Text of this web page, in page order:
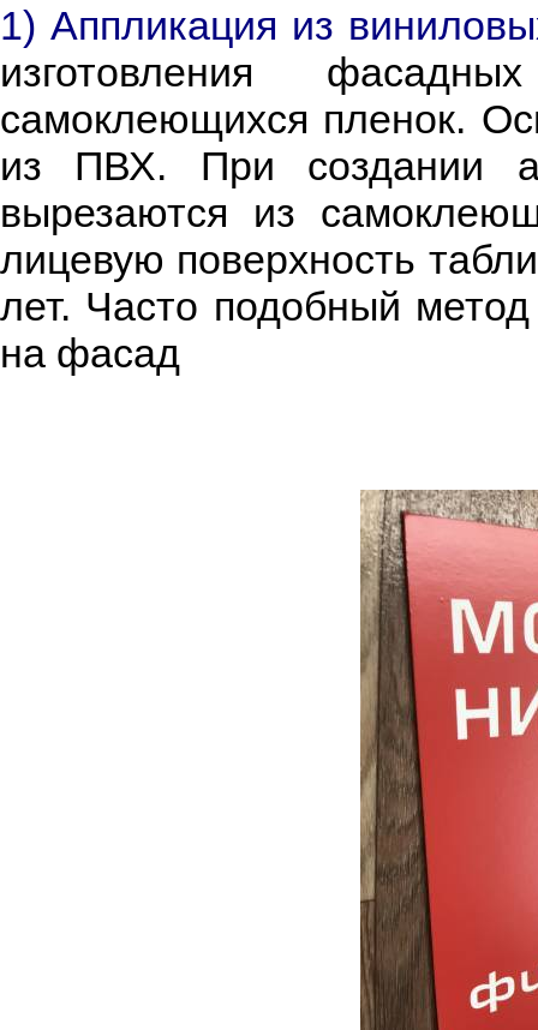
1) Аппликация из
изготовления
самоклеющихся пленок.
из ПВХ. При создании
вырезаются из
лицевую поверхность
лет. Часто подобный
на фасад